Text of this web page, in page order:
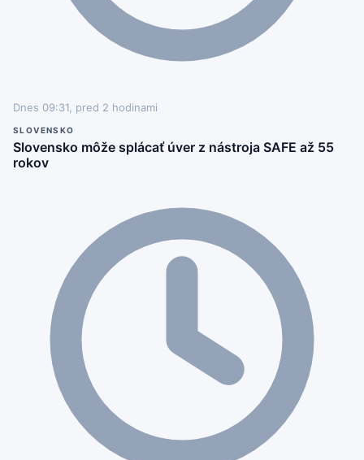
Dnes 09:31, pred 2 hodinami
SLOVENSKO
Slovensko môže splácať úver z nástroja SAFE až 55
rokov